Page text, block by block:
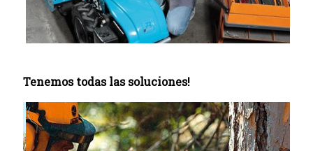
Tenemos todas las soluciones!